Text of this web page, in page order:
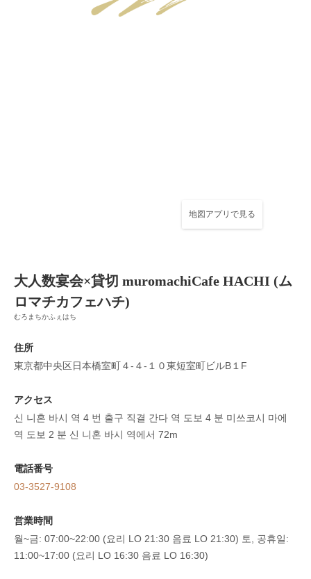
地図アプリで見る
大人数宴会×貸切 muromachiCafe HACHI (ム
ロマチカフェハチ)
むろまちかふぇはち
住所
東京都中央区日本橋室町４-４-１０東短室町ビルB１F
アクセス
신 니혼 바시 역 4 번 출구 직결 간다 역 도보 4 분 미쓰코시 마에
역 도보 2 분 신 니혼 바시 역에서 72m
電話番号
03-3527-9108
営業時間
월~금: 07:00~22:00 (요리 LO 21:30 음료 LO 21:30) 토, 공휴일:
11:00~17:00 (요리 LO 16:30 음료 LO 16:30)